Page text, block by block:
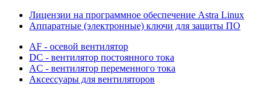
Лицензии на программное обеспечение Astra Linux
Аппаратные (электронные) ключи для защиты ПО
AF - осевой вентилятор
DC - вентилятор постоянного тока
AC - вентилятор переменного тока
Аксессуары для вентиляторов